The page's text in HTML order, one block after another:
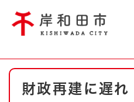
防災・緊急情報
本
財政再建に遅